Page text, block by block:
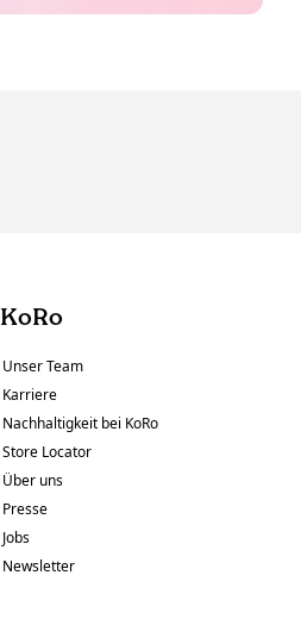
KoRo
Unser Team
Karriere
Nachhaltigkeit bei KoRo
Store Locator
Über uns
Presse
Jobs
Newsletter